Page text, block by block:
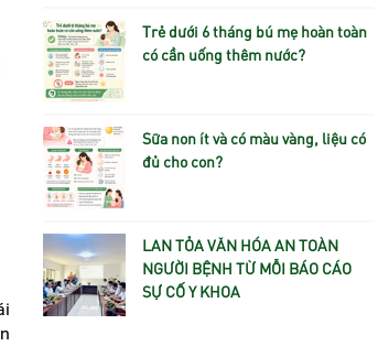
Trẻ dưới 6 tháng bú mẹ hoàn toàn
có cần uống thêm nước?
Sữa non ít và có màu vàng, liệu có
đủ cho con?
LAN TỎA VĂN HÓA AN TOÀN
NGƯỜI BỆNH TỪ MỖI BÁO CÁO
SỰ CỐ Y KHOA